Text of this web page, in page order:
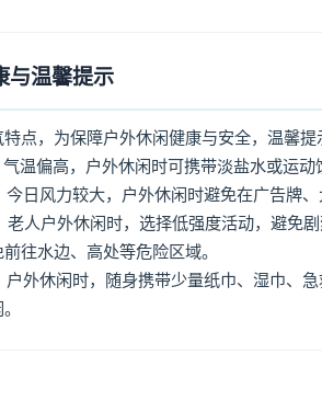
与温馨提示
点，为保障户外休闲健康与安全，温馨提
温偏高，户外休闲时可携带淡盐水或运动
今日风力较大，户外休闲时避免在广告牌
老人户外休闲时，选择低强度活动，避免
往水边、高处等危险区域。
户外休闲时，随身携带少量纸巾、湿巾、